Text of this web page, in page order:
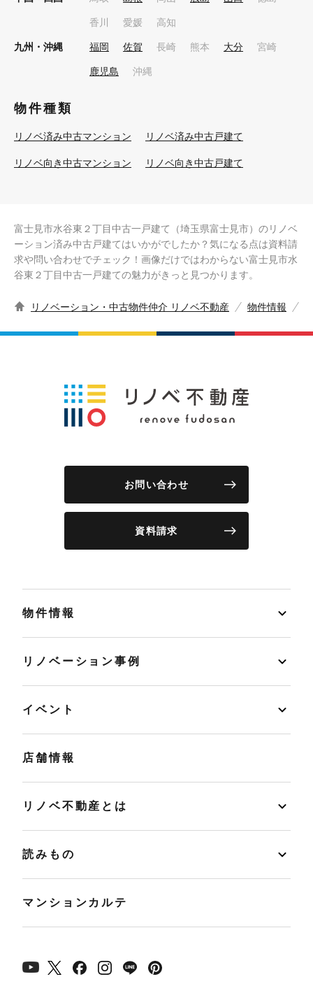
香川 愛媛 高知
九州・沖縄 福岡 佐賀 長崎 熊本 大分 宮崎
鹿児島 沖縄
物件種類
リノベ済み中古マンション リノベ済み中古戸建て
リノベ向き中古マンション リノベ向き中古戸建て
富士見市水谷東２丁目中古一戸建て（埼玉県富士見市）のリノベ
ーション済み中古戸建てはいかがでしたか？気になる点は資料請
求や問い合わせでチェック！画像だけではわからない富士見市水
谷東２丁目中古一戸建ての魅力がきっと見つかります。
リノベーション・中古物件仲介 リノベ不動産 物件情報
お問い合わせ
資料請求
物件情報
リノベーション事例
イベント
店舗情報
リノベ不動産とは
読みもの
マンションカルテ